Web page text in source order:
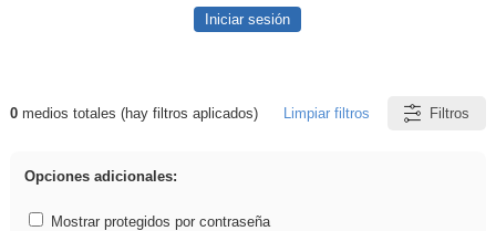
Iniciar sesión
Resultados de: plancha
0medios totales (hay filtros aplicados) Limpiar filtros Filtros
Opciones adicionales:
Mostrar protegidos por contraseña